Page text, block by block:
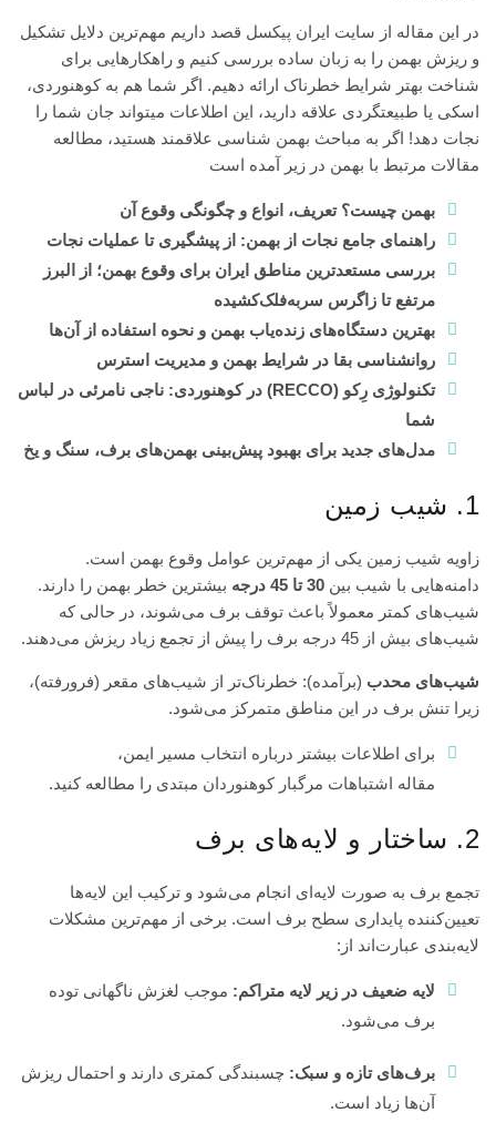
در این مقاله از سایت ایران پیکسل قصد داریم مهم‌ترین دلایل تشکیل
و ریزش بهمن را به زبان ساده بررسی کنیم و راهکارهایی برای
شناخت بهتر شرایط خطرناک ارائه دهیم. اگر شما هم به کوهنوردی،
اسکی یا طبیعتگردی علاقه دارید، این اطلاعات میتواند جان شما را
نجات دهد! اگر به مباحث بهمن شناسی علاقمند هستید، مطالعه
مقالات مرتبط با بهمن در زیر آمده است
بهمن چیست؟ تعریف، انواع و چگونگی وقوع آن
راهنمای جامع نجات از بهمن: از پیشگیری تا عملیات نجات
بررسی مستعدترین مناطق ایران برای وقوع بهمن؛ از البرز
مرتفع تا زاگرس سربه‌فلک‌کشیده
بهترین دستگاه‌های زنده‌یاب بهمن و نحوه استفاده از آن‌ها
روانشناسی بقا در شرایط بهمن و مدیریت استرس
تکنولوژی رِکو (RECCO) در کوهنوردی: ناجی نامرئی در لباس
شما
مدل‌های جدید برای بهبود پیش‌بینی بهمن‌های برف، سنگ و یخ
1. شیب زمین
زاویه شیب زمین یکی از مهم‌ترین عوامل وقوع بهمن است.
دامنه‌هایی با شیب بین 30 تا 45 درجه
بیشترین خطر بهمن را دارند.
شیب‌های کمتر معمولاً باعث توقف برف می‌شوند، در حالی که
شیب‌های بیش از 45 درجه برف را پیش از تجمع زیاد ریزش می‌دهند.
شیب‌های محدب (برآمده): خطرناک‌تر از شیب‌های مقعر (فرورفته)،
زیرا تنش برف در این مناطق متمرکز می‌شود.
برای اطلاعات بیشتر درباره انتخاب مسیر ایمن،
مقاله اشتباهات مرگبار کوهنوردان مبتدی را مطالعه کنید.
2. ساختار و لایه‌های برف
تجمع برف به صورت لایه‌ای انجام می‌شود و ترکیب این لایه‌ها
تعیین‌کننده پایداری سطح برف است. برخی از مهم‌ترین مشکلات
لایه‌بندی عبارت‌اند از:
لایه ضعیف در زیر لایه متراکم: موجب لغزش ناگهانی توده
برف می‌شود.
برف‌های تازه و سبک: چسبندگی کمتری دارند و احتمال ریزش
آن‌ها زیاد است.
چگونه یک
مناسب
سنگنوردی
(راهنمای
25 آبان
1404
بدون